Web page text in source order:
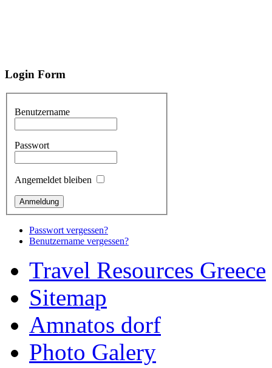
Login Form
Benutzername
Passwort
Angemeldet bleiben
Passwort vergessen?
Benutzername vergessen?
Travel Resources Greece
Sitemap
Amnatos dorf
Photo Galery